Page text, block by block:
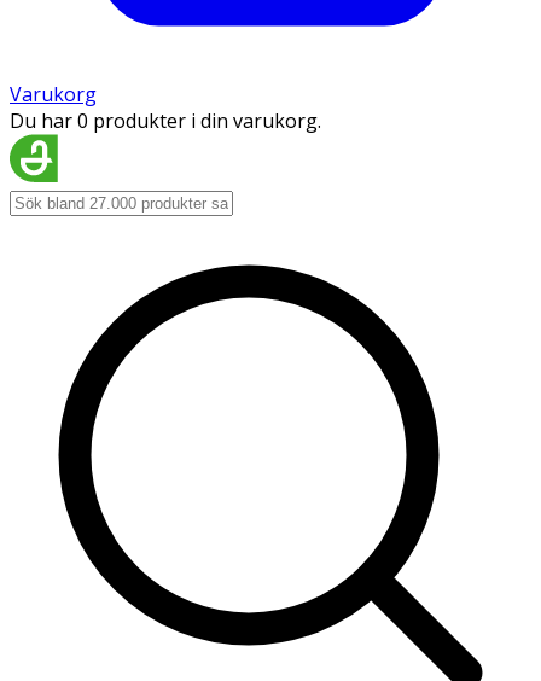
Varukorg
Du har 0 produkter i din varukorg.